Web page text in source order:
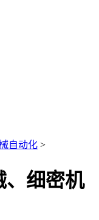
自动化 >
、细密机